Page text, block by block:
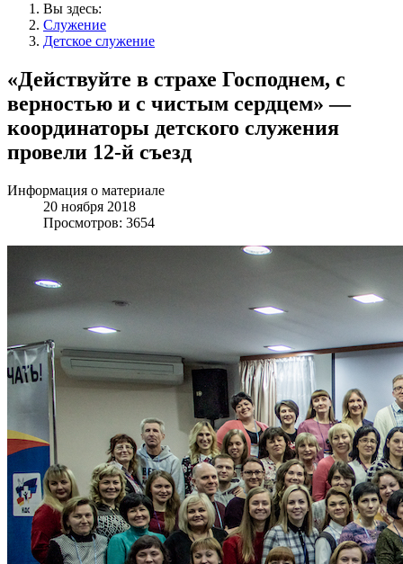
Вы здесь:
Служение
Детское служение
«Действуйте в страхе Господнем, с
верностью и с чистым сердцем» —
координаторы детского служения
провели 12-й съезд
Информация о материале
20 ноября 2018
Просмотров: 3654